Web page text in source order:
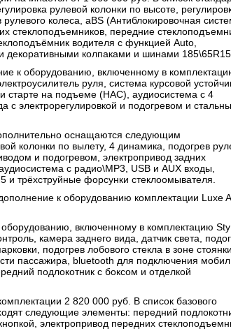
рулевой колонки по высоте,
колеса, аBS (Антиблокировочная
стеклоподъемников, передние
водителя c функцией Auto,
декоративными колпаками и шинами 185\65R15.
к оборудованию, включенному в
руля, система курсовой
на подъеме (HAC), аудиосистема с 4
с электрорегулировкой и подогревом и
оснащаются следующим
колонки по вылету, 4 динамика, подогрев
и подогревом, электропривод задних
с радио\MP3, USB и AUX входы,
трёхструйные форсунки стеклоомывателя.
дополнение к оборудованию комплектации Luxe
включенному в комплектацию
камера заднего вида, датчик света,
подогрев лобового стекла в зоне стоянки
пассажира, bluetooth для подключения
подлокотник с боксом и отделкой
2 820 000 руб. В список базового
следующие элементы: передний
электропривод передних